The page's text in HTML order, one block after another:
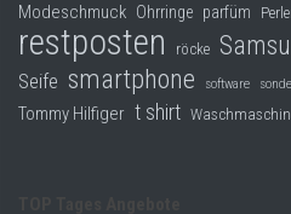
Modeschmuck Ohrringe parfüm
restposten röcke
Seife smartphone software
Tommy Hilfiger t shirt